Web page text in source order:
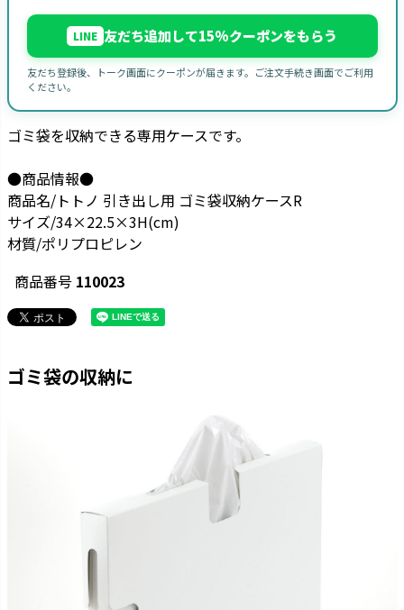
LINE 友だち追加して15%クーポンをもらう
友だち登録後、トーク画面にクーポンが届きます。ご注文手続き画面でご利用
ください。
ゴミ袋を収納できる専用ケースです。
●商品情報●
商品名/トトノ 引き出し用 ゴミ袋収納ケースR
サイズ/34×22.5×3H(cm)
材質/ポリプロピレン
商品番号 110023
ゴミ袋の収納に